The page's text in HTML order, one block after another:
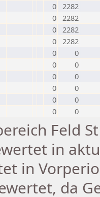
0 2282
0 2282
0 2282
0 2282
0
0
0
0
0
0
0
0
0
0
0 0
Feld
in
in
da